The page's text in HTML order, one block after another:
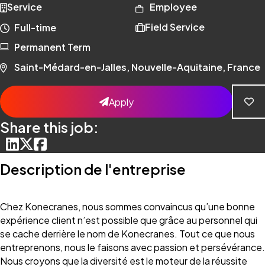
Service
Employee
Full-time
Field Service
Permanent Term
Saint-Médard-en-Jalles, Nouvelle-Aquitaine, France
Apply
Share this job:
Description de l'entreprise
Chez Konecranes, nous sommes convaincus qu’une bonne
expérience client n’est possible que grâce au personnel qui
se cache derrière le nom de Konecranes. Tout ce que nous
entreprenons, nous le faisons avec passion et persévérance.
Nous croyons que la diversité est le moteur de la réussite